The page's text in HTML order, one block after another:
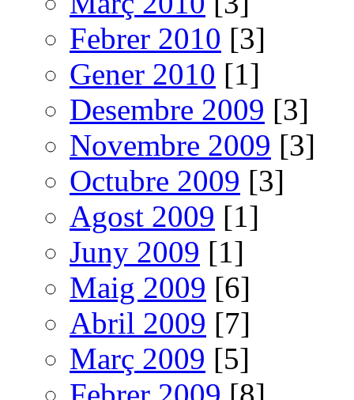
Febrer 2010 [3]
Gener 2010 [1]
Desembre 2009 [3]
Novembre 2009 [3]
Octubre 2009 [3]
Agost 2009 [1]
Juny 2009 [1]
Maig 2009 [6]
Abril 2009 [7]
Març 2009 [5]